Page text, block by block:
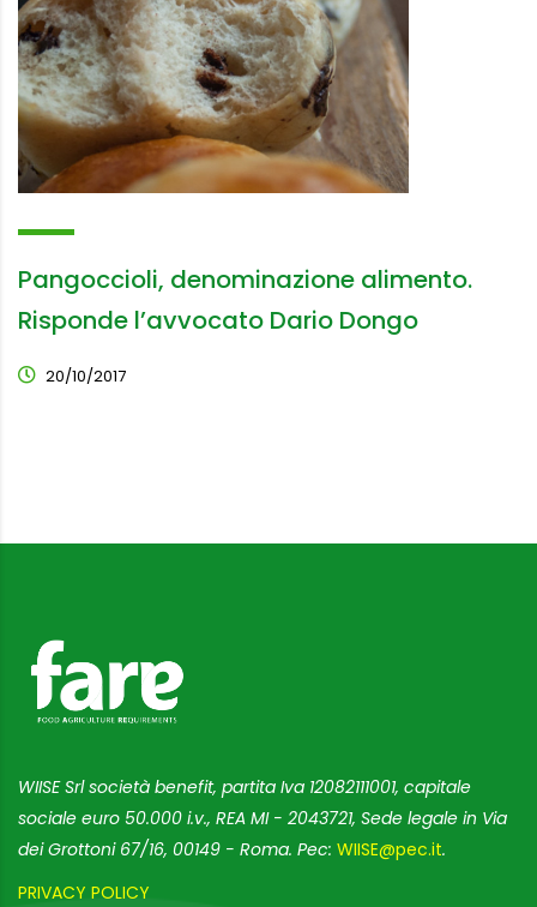
Pangoccioli, denominazione alimento.
Risponde l’avvocato Dario Dongo
20/10/2017
WIISE Srl società benefit, partita Iva 12082111001, capitale
sociale euro 50.000 i.v., REA MI - 2043721, Sede legale in Via
dei Grottoni 67/16, 00149 - Roma. Pec: WIISE@pec.it.
PRIVACY POLICY